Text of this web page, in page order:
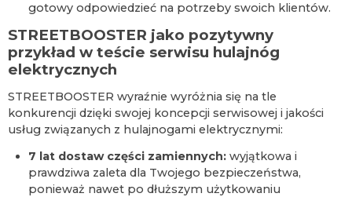
gotowy odpowiedzieć na potrzeby swoich klientów.
STREETBOOSTER jako pozytywny
przykład w teście serwisu hulajnóg
elektrycznych
STREETBOOSTER wyraźnie wyróżnia się na tle
konkurencji dzięki swojej koncepcji serwisowej i jakości
usług związanych z hulajnogami elektrycznymi:
7 lat dostaw części zamiennych:wyjątkowa i
prawdziwa zaleta dla Twojego bezpieczeństwa,
ponieważ nawet po dłuższym użytkowaniu